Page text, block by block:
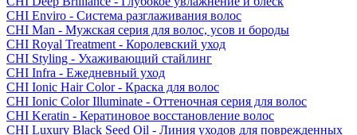
CHI Enviro - Система разглаживания волос
CHI Man - Мужская серия для волос, усов и бороды
CHI Royal Treatment - Королевский уход
CHI Styling - Ухаживающий стайлинг
CHI Infra - Ежедневный уход
CHI Ionic Hair Color - Краска для волос
CHI Ionic Color Illuminate - Оттеночная серия для волос
CHI Keratin - Кератиновое восстановление волос
CHI Luxury Black Seed Oil - Линия уходов для поврежденных